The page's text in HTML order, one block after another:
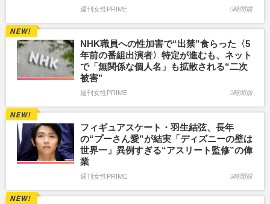
週刊女性PRIME 0時間前
NHK職員への性加害で“出禁”食らった〈5
年前の番組出演者〉特定が進むも、ネット
で「無関係な個人名」も拡散される“二次
被害”
週刊女性PRIME 2時間前
フィギュアスケート・羽生結弦、長年
の“プーさん愛”が結実「ディズニーの壁は
世界一」異例すぎる“アスリート監修”の偉
業
週刊女性PRIME 3時間前